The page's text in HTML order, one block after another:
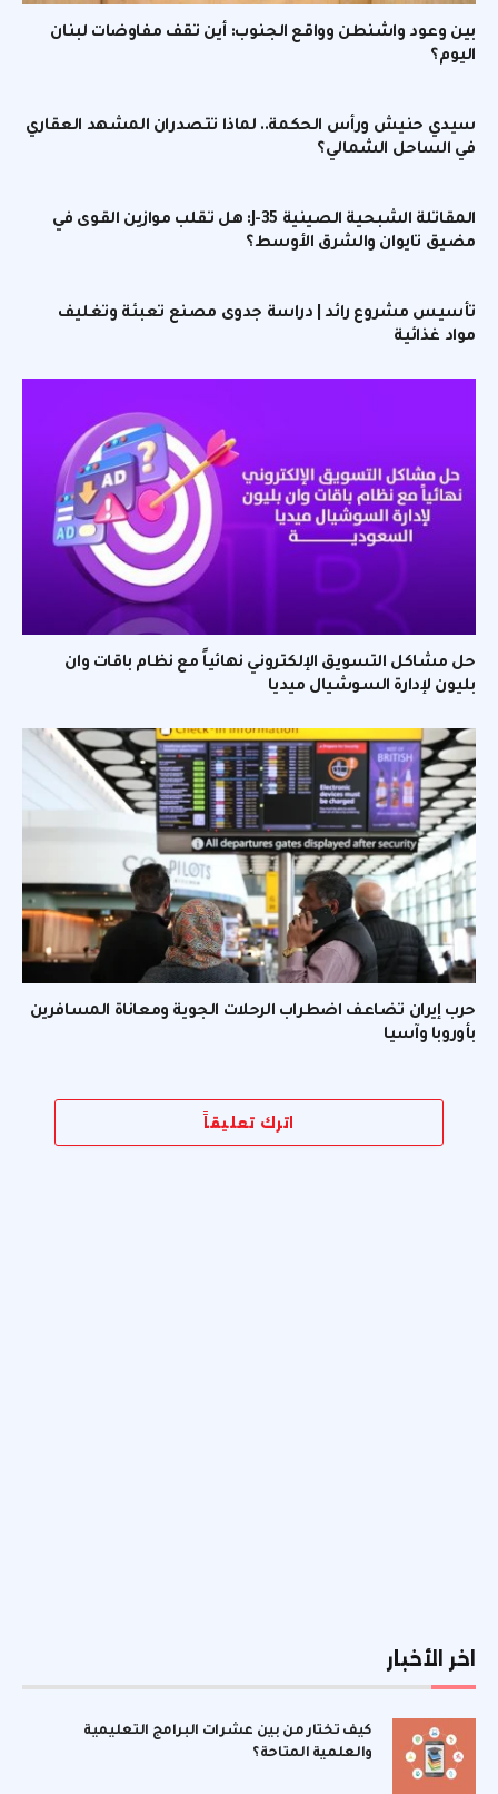
بين وعود واشنطن وواقع الجنوب: أين تقف مفاوضات لبنان
اليوم؟
سيدي حنيش ورأس الحكمة.. لماذا تتصدران المشهد العقاري
في الساحل الشمالي؟
المقاتلة الشبحية الصينية J-35: هل تقلب موازين القوى في
مضيق تايوان والشرق الأوسط؟
تأسيس مشروع رائد | دراسة جدوى مصنع تعبئة وتغليف
مواد غذائية
حل مشاكل التسويق الإلكتروني نهائياً مع نظام باقات وان
بليون لإدارة السوشيال ميديا
حرب إيران تضاعف اضطراب الرحلات الجوية ومعاناة المسافرين
بأوروبا وآسيا
اترك تعليقاً
اخر الأخبار
كيف تختار من بين عشرات البرامج التعليمية
والعلمية المتاحة؟